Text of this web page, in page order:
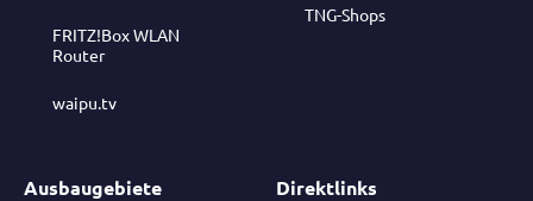
FRITZ!Box WLAN
Router
waipu.tv
TNG-Shops
Ausbaugebiete Direktlinks